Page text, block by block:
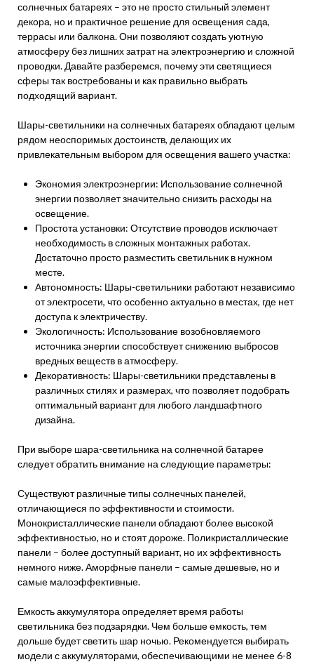
солнечных батареях – это не просто стильный элемент
декора, но и практичное решение для освещения сада,
террасы или балкона. Они позволяют создать уютную
атмосферу без лишних затрат на электроэнергию и сложной
проводки. Давайте разберемся, почему эти светящиеся
сферы так востребованы и как правильно выбрать
подходящий вариант.
Шары-светильники на солнечных батареях обладают целым
рядом неоспоримых достоинств, делающих их
привлекательным выбором для освещения вашего участка:
Экономия электроэнергии: Использование солнечной
энергии позволяет значительно снизить расходы на
освещение.
Простота установки: Отсутствие проводов исключает
необходимость в сложных монтажных работах.
Достаточно просто разместить светильник в нужном
месте.
Автономность: Шары-светильники работают независимо
от электросети, что особенно актуально в местах, где нет
доступа к электричеству.
Экологичность: Использование возобновляемого
источника энергии способствует снижению выбросов
вредных веществ в атмосферу.
Декоративность: Шары-светильники представлены в
различных стилях и размерах, что позволяет подобрать
оптимальный вариант для любого ландшафтного
дизайна.
При выборе шара-светильника на солнечной батарее
следует обратить внимание на следующие параметры:
Существуют различные типы солнечных панелей,
отличающиеся по эффективности и стоимости.
Монокристаллические панели обладают более высокой
эффективностью, но и стоят дороже. Поликристаллические
панели – более доступный вариант, но их эффективность
немного ниже. Аморфные панели – самые дешевые, но и
самые малоэффективные.
Емкость аккумулятора определяет время работы
светильника без подзарядки. Чем больше емкость, тем
дольше будет светить шар ночью. Рекомендуется выбирать
модели с аккумуляторами, обеспечивающими не менее 6-8